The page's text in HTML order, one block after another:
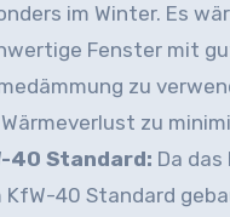
im Winter. Es
Fenster mit
zu
zu
40 Standard: Da das
KfW-40 Standard